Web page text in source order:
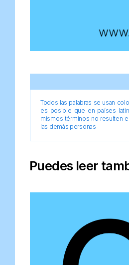
Todos las palabras se usan
es posible que en países
mismos términos no resulten
las demás personas
Puedes leer